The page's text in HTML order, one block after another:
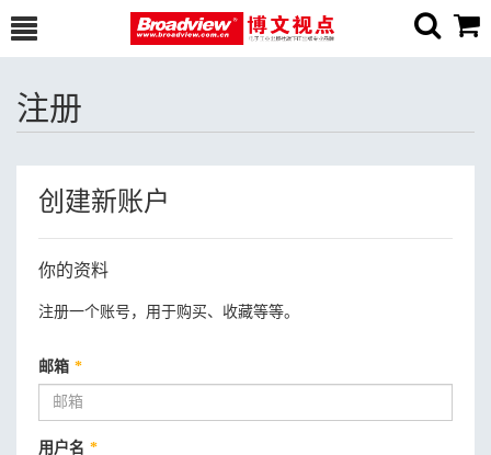
注册
创建新账户
你的资料
注册一个账号，用于购买、收藏等等。
邮箱 *
用户名 *